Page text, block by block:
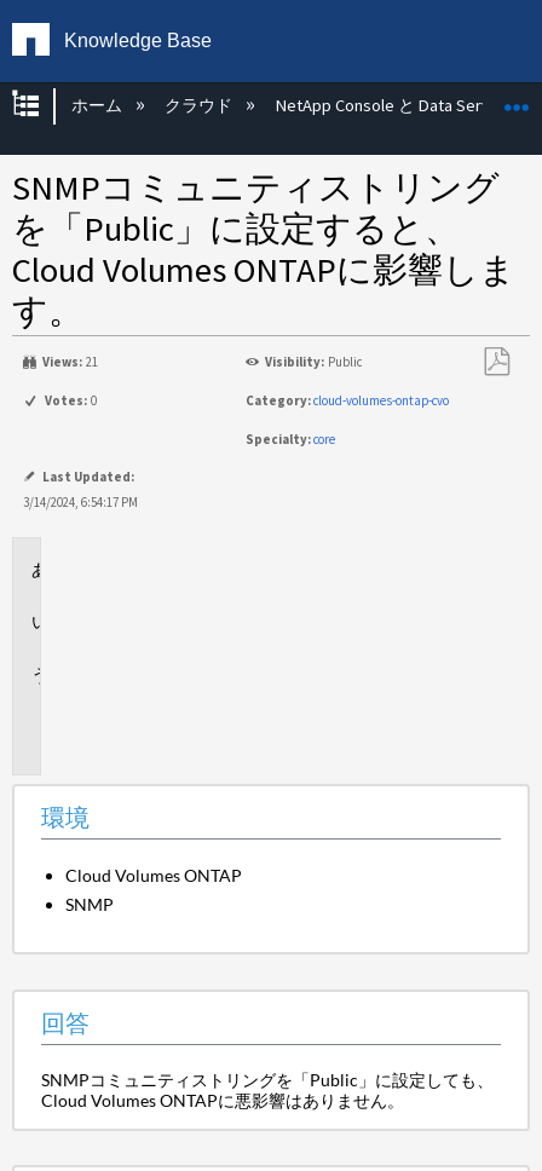
Knowledge Base
グローバル階層を展開/折りたたむ
ホーム クラウド NetApp Console と Data Services
SNMPコミュニティストリング
を「Public」に設定すると、
Cloud Volumes ONTAPに影響しま
す。
Views: 21 Visibility: Public
Votes: 0 Category:cloud-volumes-ontap-cvo
Specialty:core
Last Updated:
3/14/2024, 6:54:17 PM
環境
Cloud Volumes ONTAP
SNMP
回答
SNMPコミュニティストリングを「Public」に設定しても、
Cloud Volumes ONTAPに悪影響はありません。